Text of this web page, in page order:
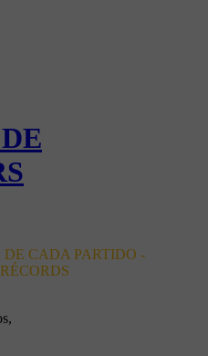
DE CADA PARTIDO -